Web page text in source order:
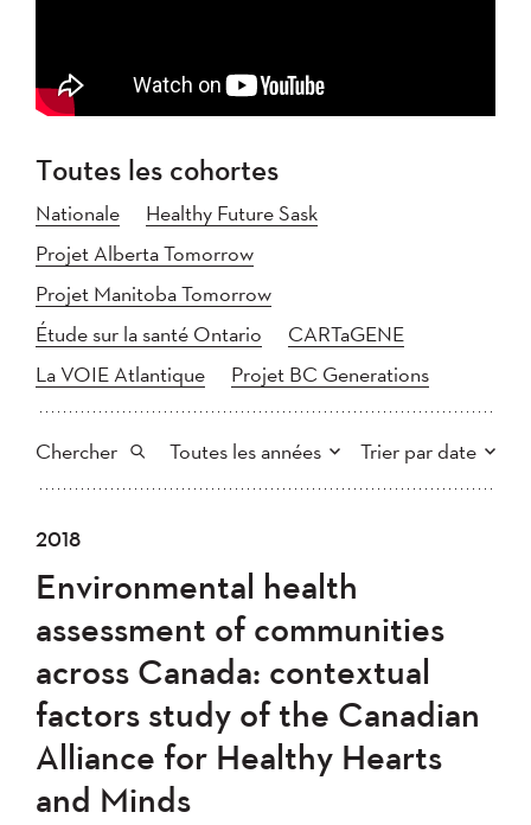
Toutes les cohortes
Nationale
Healthy Future Sask
Projet Alberta Tomorrow
Projet Manitoba Tomorrow
Étude sur la santé Ontario
CARTaGENE
La VOIE Atlantique
Projet BC Generations
Chercher Toutes les années Trier par date
Tout
2022
2020
2019
2017
2016
2015
2014
2013
2012
2011
2010
2008
2007
2006
2005
2004
Plus récent au plus ancien
Plus ancien au plus récent
Appliquer
2018
Environmental health
assessment of communities
across Canada: contextual
factors study of the Canadian
Alliance for Healthy Hearts
and Minds